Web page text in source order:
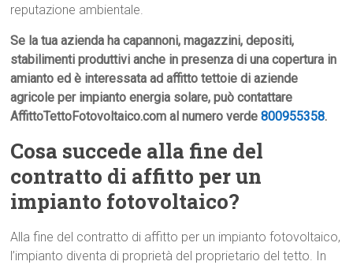
reputazione ambientale.
Se la tua azienda ha capannoni, magazzini, depositi,
stabilimenti produttivi anche in presenza di una copertura in
amianto ed è interessata ad affitto tettoie di aziende
agricole per impianto energia solare, può contattare
AffittoTettoFotovoltaico.com al numero verde800955358.
Cosa succede alla fine del
contratto di affitto per un
impianto fotovoltaico?
Alla fine del contratto di affitto per un impianto fotovoltaico,
l’impianto diventa di proprietà del proprietario del tetto. In